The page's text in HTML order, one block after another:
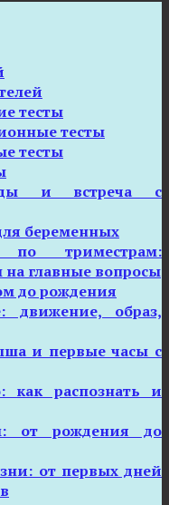
тесты
тесты
тесты
и встреча с
беременных
по триместрам:
на главные вопросы
до рождения
движение, образ,
и первые часы с
как распознать и
от рождения до
от первых дней